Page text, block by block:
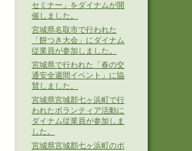
セミナー」をダイナムが開
催しました。
宮城県名取市で行われた
「餅つき大会」にダイナム
従業員が参加しました。
宮城県で行われた「春の交
通安全週間イベント」に協
賛しました。
宮城県宮城郡七ヶ浜町で行
われたボランティア活動に
ダイナム従業員が参加しま
した。
宮城県宮城郡七ヶ浜町のボ